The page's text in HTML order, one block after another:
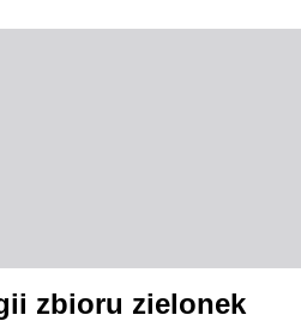
zbioru zielonek